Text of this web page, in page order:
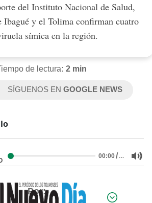
del Instituto Nacional de Salud,
Ibagué y el Tolima confirman cuatro
símica en la región.
de lectura: 2 min
SÍGUENOS ENGOOGLE NEWS
00:00/…
Por: